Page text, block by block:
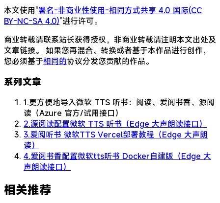
本文使用“署名-非商业性使用-相同方式共享 4.0 国际(CC
BY-NC-SA 4.0)”进行许可。
商业转载请联系站长获得授权，非商业转载请注明本文出处及
文章链接。 如果您再混合、转换或者基于本作品进行创作，
您必须基于相同的协议分发您贡献的作品。
系列文章
1.更方便地导入微软 TTS 听书：阅读、爱阅书香、源阅
读（Azure 官方/试用接口）
2.源阅读配置微软 TTS 听书（Edge 大声朗读接口）
3.爱阅听书 微软TTS Vercel部署教程（Edge 大声朗
读）
4.爱阅书香配置微软tts听书 Docker自建版（Edge 大
声朗读接口）
相关推荐